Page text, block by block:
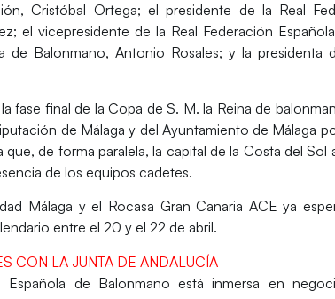
Cristóbal Ortega; el presidente de la Real
; el vicepresidente de la Real Federación
de Balonmano,Antonio Rosales; y la presidenta
fase final de la Copa de S. M. la Reina de
de Málaga y del Ayuntamiento de Málaga
que, de forma paralela, la capital de la Costa del Sol
de los equipos cadetes.
Málaga y el Rocasa Gran Canaria ACE ya
entre el 20 y el 22 de abril.
CON LA JUNTA DE ANDALUCÍA
Española de Balonmano está inmersa en